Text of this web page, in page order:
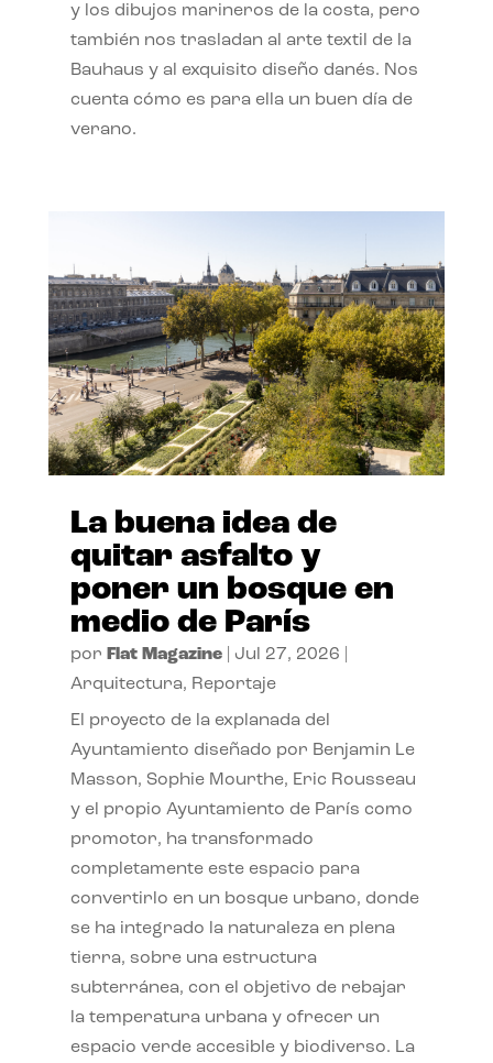
y los dibujos marineros de la costa, pero
también nos trasladan al arte textil de la
Bauhaus y al exquisito diseño danés. Nos
cuenta cómo es para ella un buen día de
verano.
La buena idea de
quitar asfalto y
poner un bosque en
medio de París
por Flat Magazine| Jul 27, 2026
Arquitectura, Reportaje
El proyecto de la explanada del
Ayuntamiento diseñado por Benjamin Le
Masson, Sophie Mourthe, Eric Rousseau
y el propio Ayuntamiento de París como
promotor, ha transformado
completamente este espacio para
convertirlo en un bosque urbano, donde
se ha integrado la naturaleza en plena
tierra, sobre una estructura
subterránea, con el objetivo de rebajar
la temperatura urbana y ofrecer un
espacio verde accesible y biodiverso. La